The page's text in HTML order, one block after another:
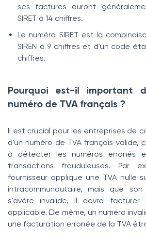
ses factures auront
SIRET à 14 chiffres.
Le numéro SIRET est la
SIREN à 9 chiffres et d'un code
chiffres.
Pourquoi est-il important
numéro de TVA français ?
Il est crucial pour les entreprises de
d'un numéro de TVA français valide,
à détecter les numéros erronés
transactions frauduleuses. Par
fournisseur applique une TVA nulle
intracommunautaire, mais que
s'avère invalide, il devra
applicable. De même, un numéro
une facturation erronée de la TVA